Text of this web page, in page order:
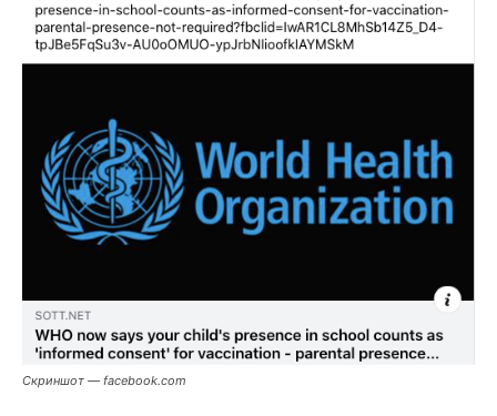
Скриншот — facebook.com